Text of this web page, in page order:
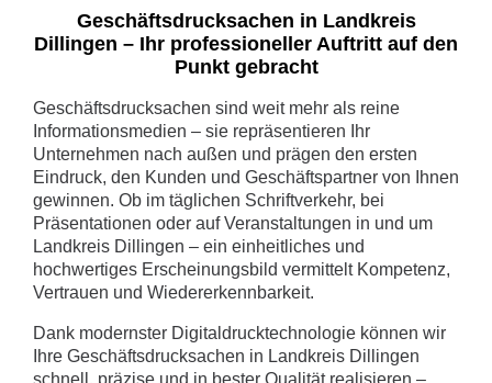
Geschäftsdrucksachen in Landkreis
Dillingen – Ihr professioneller Auftritt auf den
Punkt gebracht
Geschäftsdrucksachen sind weit mehr als reine
Informationsmedien – sie repräsentieren Ihr
Unternehmen nach außen und prägen den ersten
Eindruck, den Kunden und Geschäftspartner von Ihnen
gewinnen. Ob im täglichen Schriftverkehr, bei
Präsentationen oder auf Veranstaltungen in und um
Landkreis Dillingen – ein einheitliches und
hochwertiges Erscheinungsbild vermittelt Kompetenz,
Vertrauen und Wiedererkennbarkeit.
Dank modernster Digitaldrucktechnologie können wir
Ihre Geschäftsdrucksachen in Landkreis Dillingen